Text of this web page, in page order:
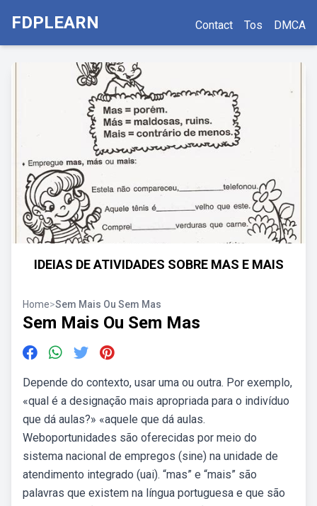
FDPLEARN Contact Tos DMCA
IDEIAS DE ATIVIDADES SOBRE MAS E MAIS
Home>Sem Mais Ou Sem Mas
Sem Mais Ou Sem Mas
Depende do contexto, usar uma ou outra. Por exemplo,
«qual é a designação mais apropriada para o indivíduo
que dá aulas?» «aquele que dá aulas.
Weboportunidades são oferecidas por meio do
sistema nacional de empregos (sine) na unidade de
atendimento integrado (uai). “mas” e “mais” são
palavras que existem na língua portuguesa e que são